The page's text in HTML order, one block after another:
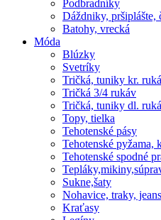
Podbradníky
Dáždniky, pršiplášte,
Batohy, vrecká
Móda
Blúzky
Svetríky
Tričká, tuniky kr.
Tričká 3/4 rukáv
Tričká, tuniky dl.
Topy, tielka
Tehotenské pásy
Tehotenské pyžama,
Tehotenské spodné
Sukne,šaty
Nohavice, traky,
Kraťasy